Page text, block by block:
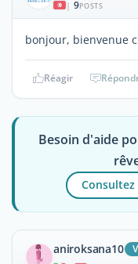
| 9POSTS
bonjour, bienvenue
Réagir
Besoin d'aide
aniroksana10